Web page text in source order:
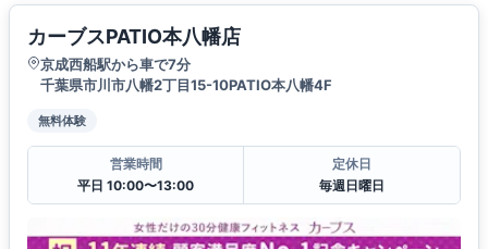
カーブスPATIO本八幡店
京成西船駅から車で7分
千葉県市川市八幡2丁目15-10PATIO本八幡4F
無料体験
営業時間
平日 10:00〜13:00
定休日
毎週日曜日